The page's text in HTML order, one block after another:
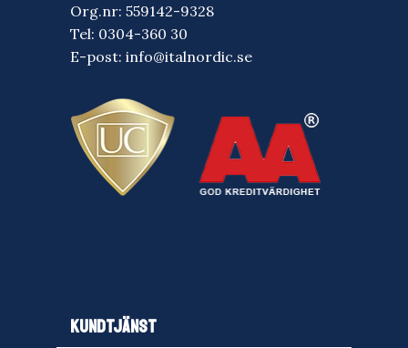
Org.nr: 559142-9328
Tel: 0304-360 30
E-post: info@italnordic.se
KUNDTJÄNST